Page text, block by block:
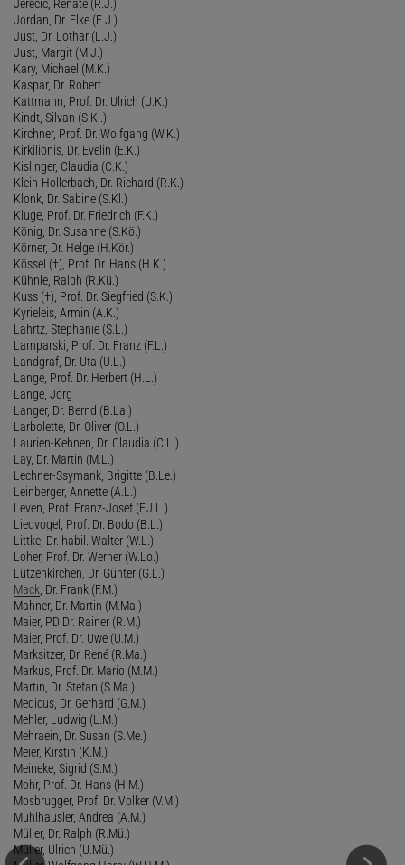
Jerecic, Renate (R.J.)
Jordan, Dr. Elke (E.J.)
Just, Dr. Lothar (L.J.)
Just, Margit (M.J.)
Kary, Michael (M.K.)
Kaspar, Dr. Robert
Kattmann, Prof. Dr. Ulrich (U.K.)
Kindt, Silvan (S.Ki.)
Kirchner, Prof. Dr. Wolfgang (W.K.)
Kirkilionis, Dr. Evelin (E.K.)
Kislinger, Claudia (C.K.)
Klein-Hollerbach, Dr. Richard (R.K.)
Klonk, Dr. Sabine (S.Kl.)
Kluge, Prof. Dr. Friedrich (F.K.)
König, Dr. Susanne (S.Kö.)
Körner, Dr. Helge (H.Kör.)
Kössel (†), Prof. Dr. Hans (H.K.)
Kühnle, Ralph (R.Kü.)
Kuss (†), Prof. Dr. Siegfried (S.K.)
Kyrieleis, Armin (A.K.)
Lahrtz, Stephanie (S.L.)
Lamparski, Prof. Dr. Franz (F.L.)
Landgraf, Dr. Uta (U.L.)
Lange, Prof. Dr. Herbert (H.L.)
Lange, Jörg
Langer, Dr. Bernd (B.La.)
Larbolette, Dr. Oliver (O.L.)
Laurien-Kehnen, Dr. Claudia (C.L.)
Lay, Dr. Martin (M.L.)
Lechner-Ssymank, Brigitte (B.Le.)
Leinberger, Annette (A.L.)
Leven, Prof. Franz-Josef (F.J.L.)
Liedvogel, Prof. Dr. Bodo (B.L.)
Littke, Dr. habil. Walter (W.L.)
Loher, Prof. Dr. Werner (W.Lo.)
Lützenkirchen, Dr. Günter (G.L.)
Mack , Dr. Frank (F.M.)
Mahner, Dr. Martin (M.Ma.)
Maier, PD Dr. Rainer (R.M.)
Maier, Prof. Dr. Uwe (U.M.)
Marksitzer, Dr. René (R.Ma.)
Markus, Prof. Dr. Mario (M.M.)
Martin, Dr. Stefan (S.Ma.)
Medicus, Dr. Gerhard (G.M.)
Mehler, Ludwig (L.M.)
Mehraein, Dr. Susan (S.Me.)
Meier, Kirstin (K.M.)
Meineke, Sigrid (S.M.)
Mohr, Prof. Dr. Hans (H.M.)
Mosbrugger, Prof. Dr. Volker (V.M.)
Mühlhäusler, Andrea (A.M.)
Müller, Dr. Ralph (R.Mü.)
Müller, Ulrich (U.Mü.)